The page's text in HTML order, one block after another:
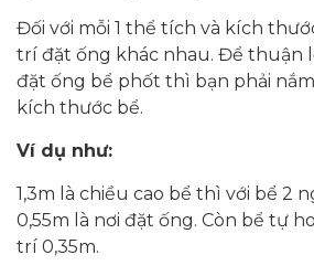
Đối với mỗi 1 thể tích và kích
trí đặt ống khác nhau. Để thuận
đặt ống bể phốt thì bạn phải
kích thước bể.
Ví dụ như:
1,3m là chiều cao bể thì với bể 2
0,55m là nơi đặt ống. Còn bể tự
trí 0,35m.